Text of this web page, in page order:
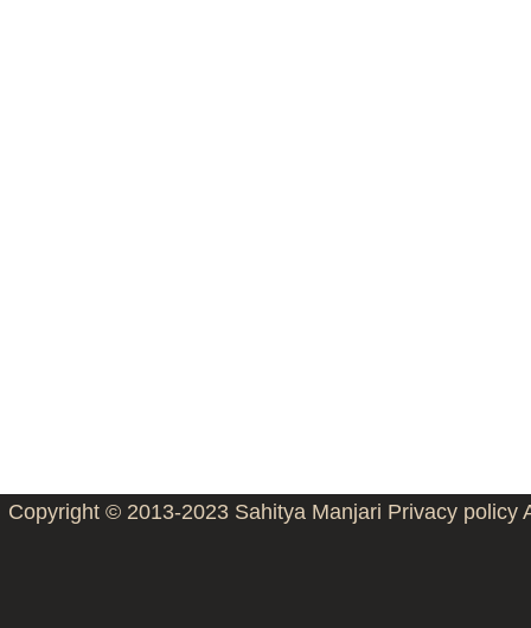
Copyright © 2013-2023 Sahitya Manjari Privacy policy